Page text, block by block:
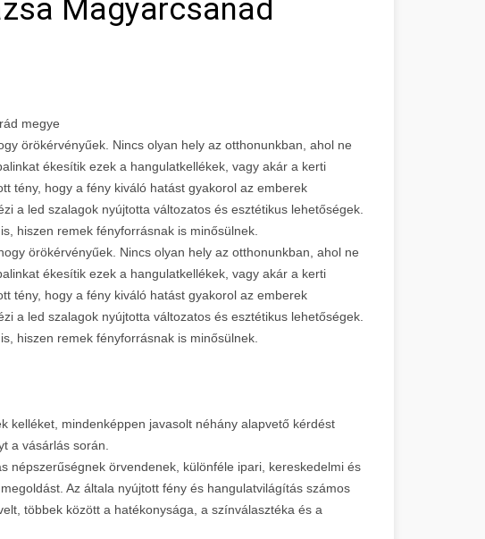
Magyarcsanád
megye
örökérvényűek. Nincs olyan hely az otthonunkban, ahol ne
ékesítik ezek a hangulatkellékek, vagy akár a kerti
tény, hogy a fény kiváló hatást gyakorol az emberek
a led szalagok nyújtotta változatos és esztétikus lehetőségek.
hiszen remek fényforrásnak is minősülnek.
örökérvényűek. Nincs olyan hely az otthonunkban, ahol ne
ékesítik ezek a hangulatkellékek, vagy akár a kerti
tény, hogy a fény kiváló hatást gyakorol az emberek
a led szalagok nyújtotta változatos és esztétikus lehetőségek.
hiszen remek fényforrásnak is minősülnek.
kelléket, mindenképpen javasolt néhány alapvető kérdést
a vásárlás során.
népszerűségnek örvendenek, különféle ipari, kereskedelmi és
Az általa nyújtott fény és hangulatvilágítás számos
többek között a hatékonysága, a színválasztéka és a